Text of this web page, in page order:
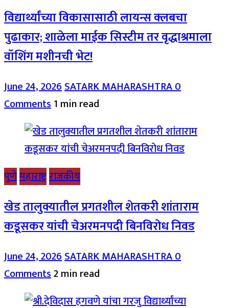
विद्यार्थ्यांच्या विकासासाठी लायन्स क्लबचा
पुढाकार; शाळेला माईक सिस्टीम तर वृद्धाश्रमाला
वॉशिंग मशीनची भेट!
June 24, 2026SATARK MAHARASHTRA0
Comments1 min read
पुणेमहाराष्ट्रराजकीय
खेड तालुक्यातील प्रगतशील शेतकरी शांताराम
कडूसकर यांची चेअरमनपदी बिनविरोध निवड
June 24, 2026SATARK MAHARASHTRA0
Comments2 min read